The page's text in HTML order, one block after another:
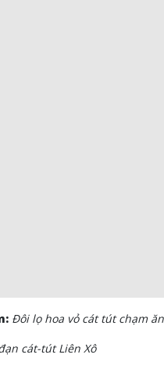
Đôi lọ hoa vỏ cát tút chạm
cát-tút Liên Xô